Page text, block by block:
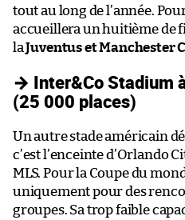
tout au long de l’année.
accueillera un huitième de
laJuventus et Manchester
→ Inter&Co Stadium
(25 000 places)
Un autre stade américain
c’est l’enceinte d’Orlando
MLS. Pour la Coupe du
uniquement pour des
groupes. Sa trop faible